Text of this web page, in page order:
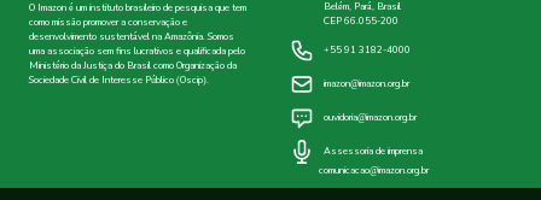
O Imazon é um instituto brasileiro de pesquisa que tem
como missão promover a conservação e
desenvolvimento sustentável na Amazônia. Somos
uma associação sem fins lucrativos e qualificada pelo
Ministério da Justiça do Brasil como Organização da
Sociedade Civil de Interesse Público (Oscip).
Belém, Pará, Brasil
CEP 66.055-200
+55 91 3182-4000
imazon@imazon.org.br
ouvidoria@imazon.org.br
Assessoria de imprensa
comunicacao@imazon.org.br